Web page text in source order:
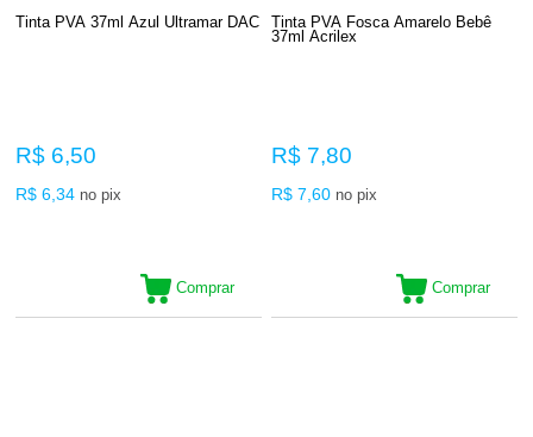
Tinta PVA 37ml Azul Ultramar DAC
R$ 6,50
R$ 6,34 no pix
Comprar
Tinta PVA Fosca Amarelo Bebê
37ml Acrilex
R$ 7,80
R$ 7,60 no pix
Comprar